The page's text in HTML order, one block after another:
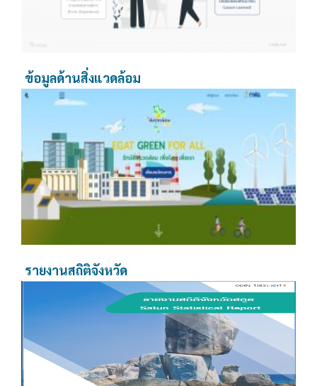
ข้อมูลด้านสิ่งแวดล้อม
รายงานสถิติจังหวัด